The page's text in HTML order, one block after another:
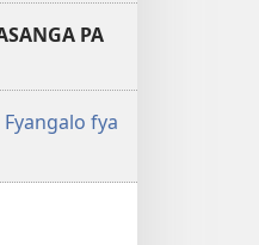
PA
fya